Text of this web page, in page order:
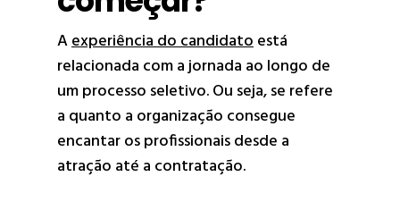
Aexperiência do candidatoestá
relacionada com a jornada ao longo de
um processo seletivo. Ou seja, se refere
a quanto a organização consegue
encantar os profissionais desde a
atração até a contratação.